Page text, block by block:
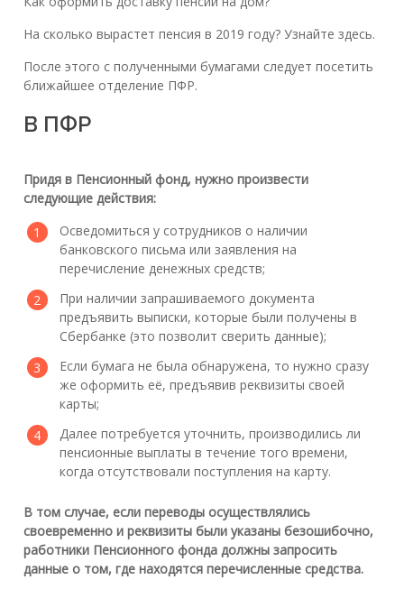
На сколько вырастет пенсия в 2019 году? Узнайте здесь.
После этого с полученными бумагами следует посетить
ближайшее отделение ПФР.
В ПФР
Придя в Пенсионный фонд, нужно произвести
следующие действия:
Осведомиться у сотрудников о наличии
банковского письма или заявления на
перечисление денежных средств;
При наличии запрашиваемого документа
предъявить выписки, которые были получены в
Сбербанке (это позволит сверить данные);
Если бумага не была обнаружена, то нужно сразу
же оформить её, предъявив реквизиты своей
карты;
Далее потребуется уточнить, производились ли
пенсионные выплаты в течение того времени,
когда отсутствовали поступления на карту.
В том случае, если переводы осуществлялись
своевременно и реквизиты были указаны безошибочно,
работники Пенсионного фонда должны запросить
данные о том, где находятся перечисленные средства.